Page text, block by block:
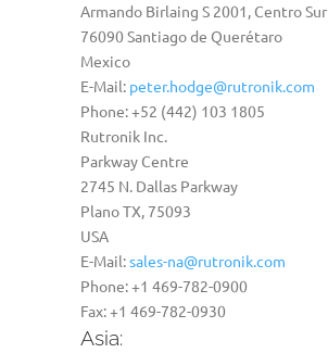
Armando Birlaing S 2001, Centro Sur
76090 Santiago de Querétaro
Mexico
E-Mail: peter.hodge@rutronik.com
Phone: +52 (442) 103 1805
Rutronik Inc.
Parkway Centre
2745 N. Dallas Parkway
Plano TX, 75093
USA
E-Mail:sales-na@rutronik.com
Phone: +1 469-782-0900
Fax: +1 469-782-0930
Asia: